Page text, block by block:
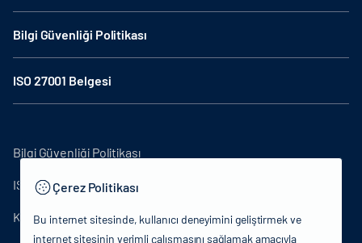
Bilgi Güvenliği Politikası
ISO 27001 Belgesi
Bilgi Güvenliği Politikası
ISO27001
KVKK Aydınlatma Metni
Çerez Politikası
Bu internet sitesinde, kullanıcı deneyimini geliştirmek ve
internet sitesinin verimli çalışmasını sağlamak amacıyla